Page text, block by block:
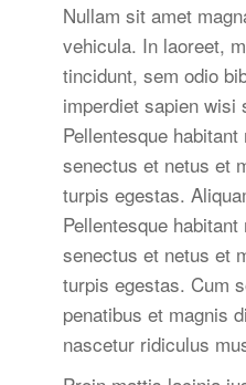
Nullam sit amet
vehicula. In laoreet,
tincidunt, sem odio
imperdiet sapien wisi
Pellentesque
senectus et netus et
turpis egestas.
Pellentesque
senectus et netus et
turpis egestas. Cum
penatibus et magnis
nascetur ridiculus